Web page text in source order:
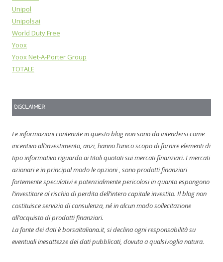
Unipol
Unipolsai
World Duty Free
Yoox
Yoox Net-A-Porter Group
TOTALE
DISCLAIMER
Le informazioni contenute in questo blog non sono da intendersi come
incentivo all’investimento, anzi, hanno l’unico scopo di fornire elementi di
tipo informativo riguardo ai titoli quotati sui mercati finanziari. I mercati
azionari e in principal modo le opzioni , sono prodotti finanziari
fortemente speculativi e potenzialmente pericolosi in quanto espongono
l’investitore al rischio di perdita dell’intero capitale investito. Il blog non
costituisce servizio di consulenza, né in alcun modo sollecitazione
all’acquisto di prodotti finanziari.
La fonte dei dati è borsaitaliana.it, si declina ogni responsabilità su
eventuali inesattezze dei dati pubblicati, dovuta a qualsivoglia natura.